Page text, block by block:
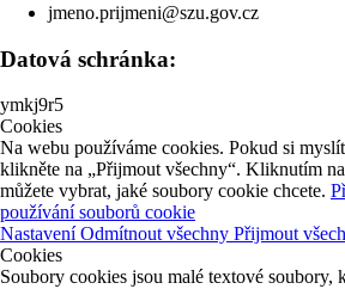
jmeno.prijmeni@szu.gov.cz
Datová schránka:
ymkj9r5
Cookies
Na webu používáme cookies. Pokud si
klikněte na „Přijmout všechny“. Kliknutím
můžete vybrat, jaké soubory cookie chcete.
používání souborů cookie
NastaveníOdmítnout všechny Přijmout
Cookies
Soubory cookies jsou malé textové soubory,